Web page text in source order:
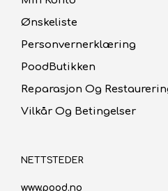
Ønskeliste
Personvernerklæring
PoodButikken
Reparasjon Og
Vilkår Og Betingelser
NETTSTEDER
www.pood.no